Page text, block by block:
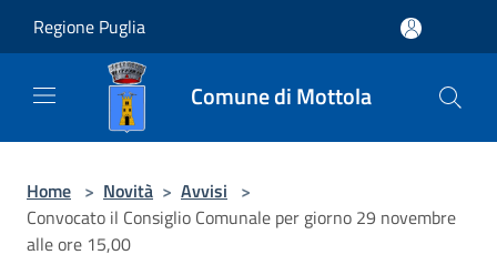
Regione Puglia
Comune di Mottola
Home > Novità > Avvisi >
Convocato il Consiglio Comunale per giorno 29 novembre
alle ore 15,00